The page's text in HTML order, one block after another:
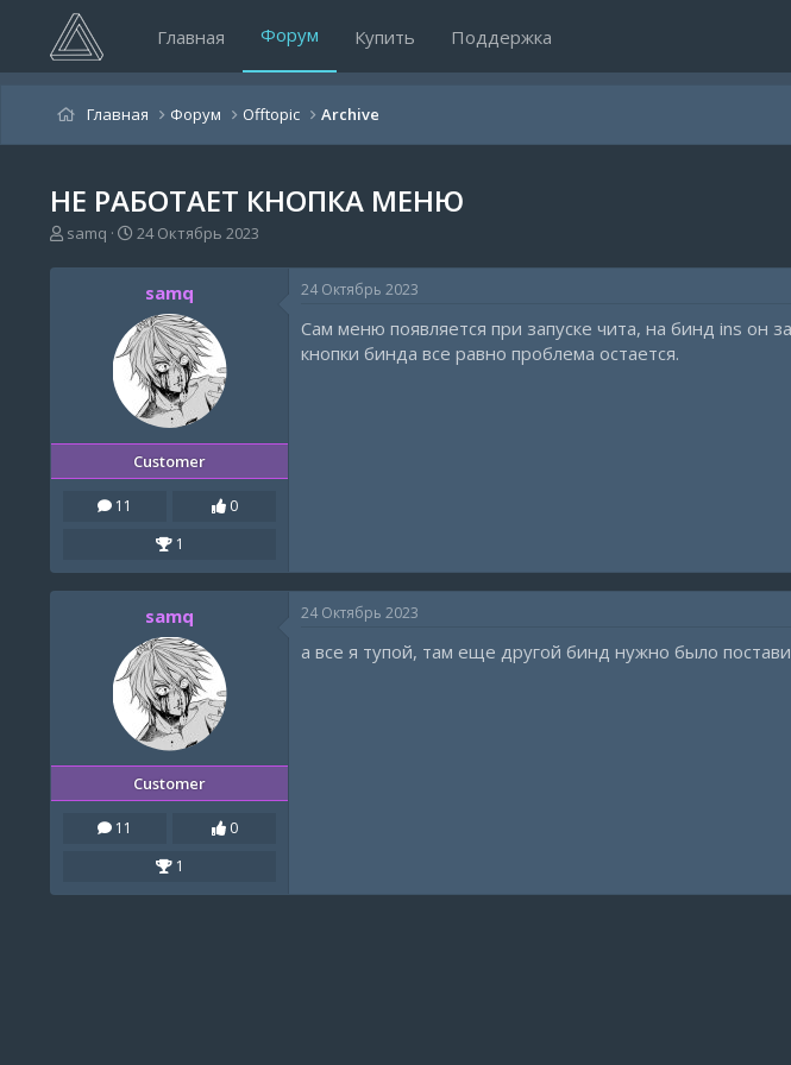
Главная Форум Купить Поддержка
Главная Форум Offtopic Archive
НЕ РАБОТАЕТ КНОПКА МЕНЮ
А
т
samq
Д
т
н
а
ч
а
л
а
24 Октябрь 2023
samq
Customer
11
0
1
24 Октябрь 2023
Сам меню появляется при запуске чита, на бинд ins он
кнопки бинда все равно проблема остается.
samq
Customer
11
0
1
24 Октябрь 2023
а все я тупой, там еще другой бинд нужно было